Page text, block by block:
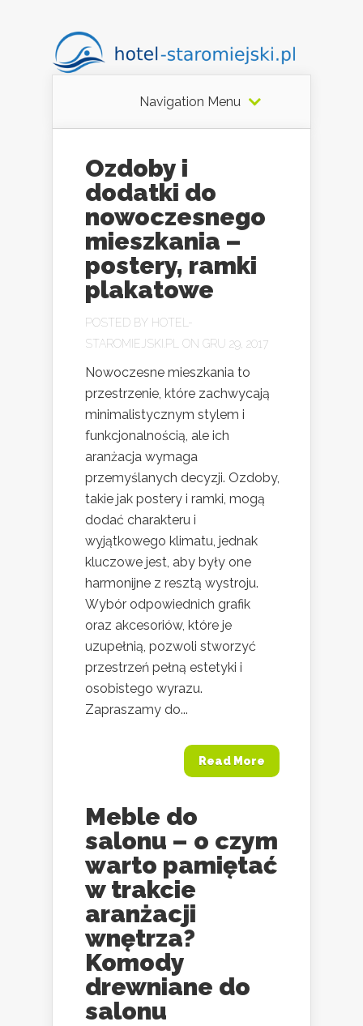
Navigation Menu
Ozdoby i
dodatki do
nowoczesnego
mieszkania –
postery, ramki
plakatowe
POSTED BY HOTEL-
STAROMIEJSKI.PL
ON GRU 29, 2017
Nowoczesne mieszkania to
przestrzenie, które zachwycają
minimalistycznym stylem i
funkcjonalnością, ale ich
aranżacja wymaga
przemyślanych decyzji. Ozdoby,
takie jak postery i ramki, mogą
dodać charakteru i
wyjątkowego klimatu, jednak
kluczowe jest, aby były one
harmonijne z resztą wystroju.
Wybór odpowiednich grafik
oraz akcesoriów, które je
uzupełnią, pozwoli stworzyć
przestrzeń pełną estetyki i
osobistego wyrazu.
Zapraszamy do...
Read More
Meble do
salonu – o czym
warto pamiętać
w trakcie
aranżacji
wnętrza?
Komody
drewniane do
salonu